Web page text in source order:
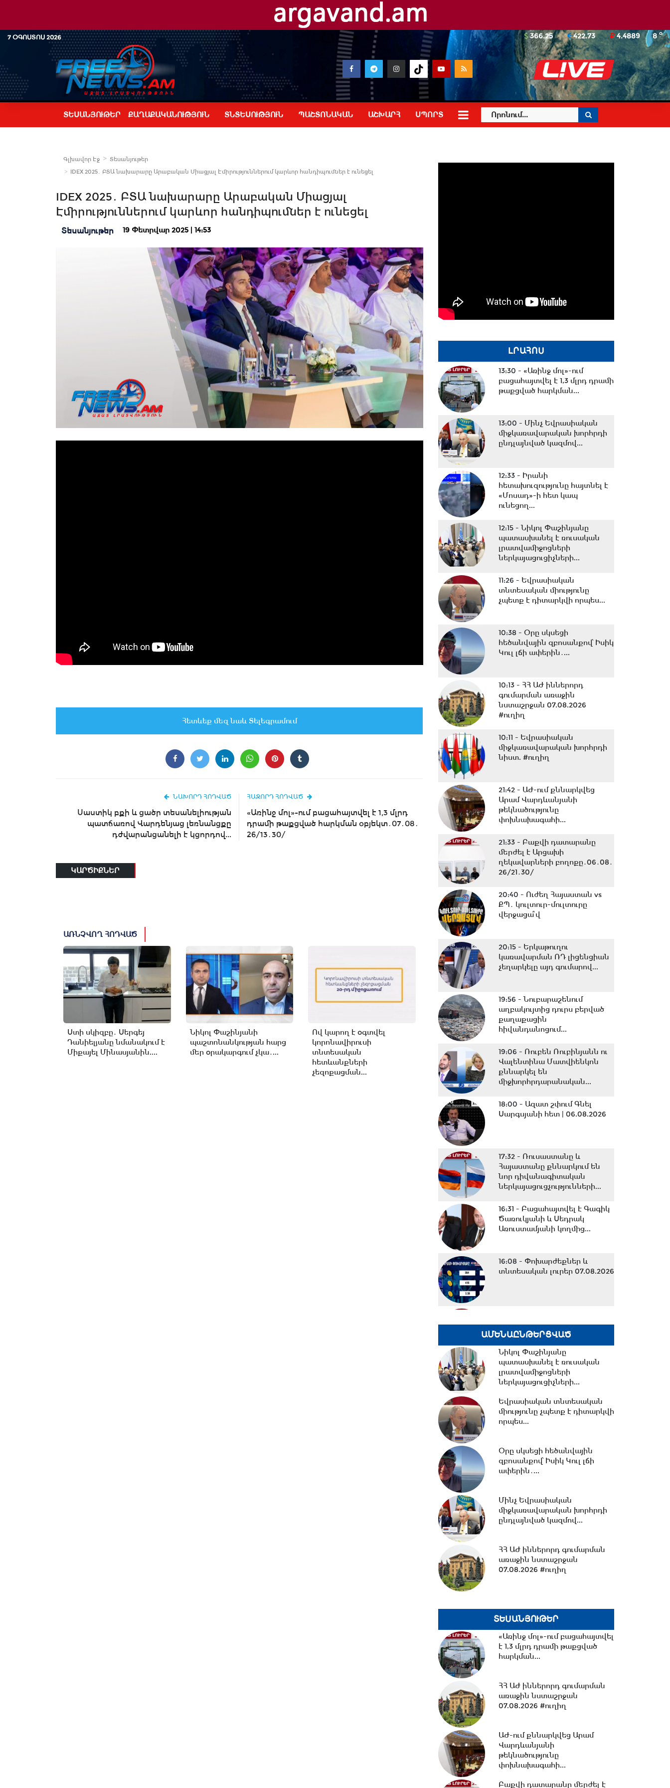
7 ՕԳՈՍՏՈՍ 2026 8o
366.25 422.73 4.4889
ՏԵՍԱՆՅՈՒԹԵՐ ՔԱՂԱՔԱԿԱՆՈՒԹՅՈՒՆ ՏՆՏԵՍՈՒԹՅՈՒՆ ՊԱՇՏՈՆԱԿԱՆ ԱՇԽԱՐՀ ՍՊՈՐՏ
Գլխավոր Էջ
Տեսանյութեր
IDEX 2025․ ԲՏԱ նախարարը Արաբական Միացյալ Էմիրություններում կարևոր հանդիպումներ է ունեցել
IDEX 2025․ ԲՏԱ նախարարը Արաբական Միացյալ
Էմիրություններում կարևոր հանդիպումներ է ունեցել
Տեսանյութեր 19 Փետրվար 2025 | 14:53
Հետևեք մեզ նաև Տելեգրամում
ՆԱԽՈՐԴ ՀՈԴՎԱԾ
Սաստիկ բքի և ցածր տեսանելիության
պատճառով Վարդենյաց լեռնանցքը
դժվարանցանելի է կցորդով...
ՀԱՋՈՐԴ ՀՈԴՎԱԾ
«Առինջ մոլ»-ում բացահայտվել է 1,3 մլրդ
դրամի թաքցված հարկման օբյեկտ․07․08․
26/13․30/
ԿԱՐԾԻՔՆԵՐ
ԱՌՆՉՎՈՂ ՀՈԴՎԱԾ
Ստի սկիզբը․ Սերգեյ
Դանիելյանը նմանակում է
Միքայել Մինասյանին....
Նիկոլ Փաշինյանի
պաշտոնանկության հարց
մեր օրակարգում չկա․...
Ով կարող է օգտվել
կորոնավիրուսի
տնտեսական
հետևանքների
չեզոքացման...
ԼՐԱՀՈՍ
13:30 - «Առինջ մոլ»-ում
բացահայտվել է 1,3 մլրդ դրամի
թաքցված հարկման...
13:00 - Մինչ Եվրասիական
միջկառավարական խորհրդի
ընդլայնված կազմով...
12:33 - Իրանի
հետախուզությունը հայտնել է
«Մոսադ»-ի հետ կապ
ունեցող...
12:15 -Նիկոլ Փաշինյանը
պատասխանել է ռուսական
լրատվամիջոցների
ներկայացուցիչների...
11:26 - Եվրասիական
տնտեսական միությունը
չպետք է դիտարկվի որպես...
10:38 - Օրը սկսեցի
հեծանվային զբոսանքով՝ Իսիկ
Կուլ լճի ափերին․...
10:13 - ՀՀ ԱԺ իններորդ
գումարման առաջին
նստաշրջան 07.08.2026
#ուղիղ
10:11 - Եվրասիական
միջկառավարական խորհրդի
նիստ. #ուղիղ
21:42 - ԱԺ-ում քննարկվեց
Արամ Վարդևանյանի
թեկնածությունը
փոխնախագահի...
21:33 - Բաքվի դատարանը
մերժել է Արցախի
ղեկավարների բողոքը․06․08․
26/21․30/
20:40 - Ուժեղ Հայաստան vs
ՔՊ․ կուլտուր-մուլտուրը
վերջացա՞վ
20:15 - Երկաթուղու
կառավարման ՌԴ լիցենցիան
չեղարկելը այդ գումարով...
19:56 -Նուբարաշենում
աղբակույտից դուրս բերված
քաղաքացին
հիվանդանոցում...
19:06 - Ռուբեն Ռուբինյանն ու
Վալենտինա Մատվիենկոն
քննարկել են
միջխորհրդարանական...
18:00 - Ազատ շփում Գնել
Սարգսյանի հետ | 06.08.2026
17:32 - Ռուսաստանը և
Հայաստանը քննարկում են
նոր դիվանագիտական
ներկայացուցչությունների...
16:31 - Բացահայտվել է Գագիկ
Ծառուկյանի և Սեդրակ
Առուստամյանի կողմից...
16:08 - Փոխարժեքներ և
տնտեսական լուրեր 07.08.2026
միջև
ապրանքաշրջանառությունը
կտրուկ նվազում...
15:06 -ԵԱՏՄ-ում առկա
տարաձայնություններից
տուժում են բոլոր
14:56 - Ընդդիմությունը
ընտրակաշառքի միջոցով է
14:42 -Վարչապետի
Քաղշինկոմիտեի...
14:23 -Քրիստիննե
հետախուզության...
14 կիլոմետրից ավելի
13:38 -TRIPP-ի ՍԴ-ի
համապատասխանության
հարցը որոշելու վերաբերյալ...
շնորհավորական ուղերձ է
հղել Ռուբեն Ռուբինյանին...
13:02 -ՀԷՑ-ը դառնալու է
պետական սեփականություն,
հանձնվելու է
հավատարմագրային...
12:36 -Խնդիր ենք դրել 2026-
ԱՄԵՆԱԸՆԹԵՐՑՎԱԾ
Նիկոլ Փաշինյանը
պատասխանել է ռուսական
լրատվամիջոցների
ներկայացուցիչների...
Եվրասիական տնտեսական
միությունը չպետք է դիտարկվի
որպես...
Օրը սկսեցի հեծանվային
զբոսանքով՝ Իսիկ Կուլ լճի
ափերին․...
Մինչ Եվրասիական
միջկառավարական խորհրդի
ընդլայնված կազմով...
ՀՀ ԱԺ իններորդ գումարման
առաջին նստաշրջան
07.08.2026 #ուղիղ
ՏԵՍԱՆՅՈՒԹԵՐ
«Առինջ մոլ»-ում բացահայտվել
է 1,3 մլրդ դրամի թաքցված
հարկման...
ՀՀ ԱԺ իններորդ գումարման
առաջին նստաշրջան
07.08.2026 #ուղիղ
ԱԺ-ում քննարկվեց Արամ
Վարդևանյանի
թեկնածությունը
փոխնախագահի...
Բաքվի դատարանը մերժել է